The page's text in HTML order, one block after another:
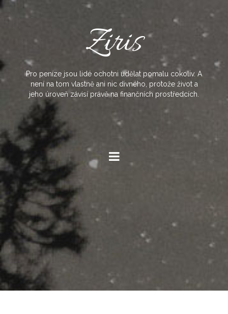
Ziris
Pro peníze jsou lidé ochotni udělat pomalu cokoliv. A
není na tom vlastně ani nic divného, protože život a
jeho úroveň závisí právě na finančních prostředcích.